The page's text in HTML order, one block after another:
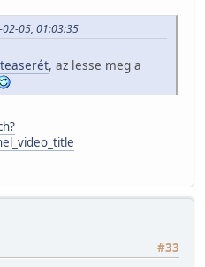
05, 01:03:35
, az lesse meg a
#33